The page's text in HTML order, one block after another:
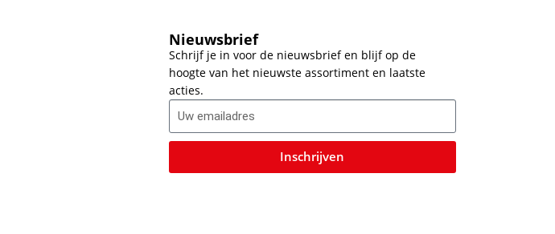
Nieuwsbrief
Schrijf je in voor de nieuwsbrief en blijf op de
hoogte van het nieuwste assortiment en laatste
acties.
Inschrijven